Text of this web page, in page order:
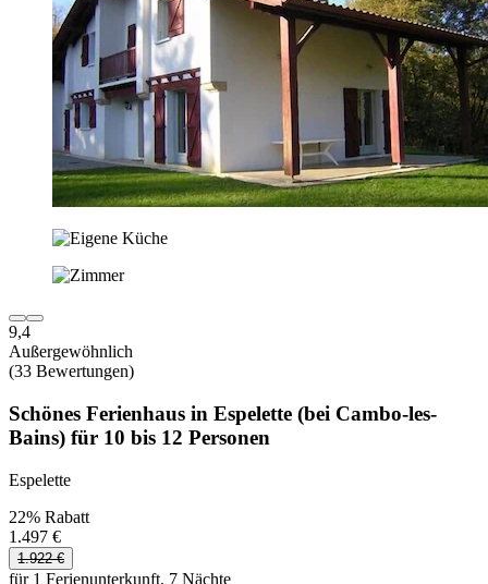
9,4
Außergewöhnlich
(33 Bewertungen)
Schönes Ferienhaus in Espelette (bei Cambo-les-
Bains) für 10 bis 12 Personen
Espelette
22% Rabatt
1.497 €
1.922 €
für 1 Ferienunterkunft, 7 Nächte